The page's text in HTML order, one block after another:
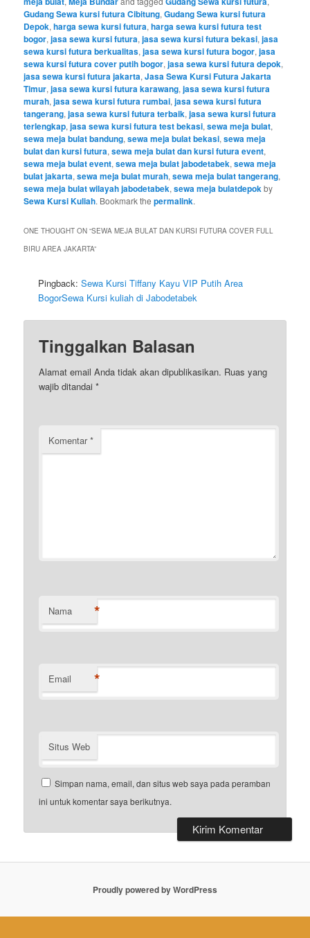
Gudang Sewa kursi futura Cibitung,Gudang Sewa kursi futura
Depok,harga sewa kursi futura,harga sewa kursi futura test
bogor,jasa sewa kursi futura,jasa sewa kursi futura bekasi,jasa
sewa kursi futura berkualitas,jasa sewa kursi futura bogor,jasa
sewa kursi futura cover putih bogor,jasa sewa kursi futura depok,
jasa sewa kursi futura jakarta,Jasa Sewa Kursi Futura Jakarta
Timur,jasa sewa kursi futura karawang,jasa sewa kursi futura
murah,jasa sewa kursi futura rumbai,jasa sewa kursi futura
tangerang,jasa sewa kursi futura terbaik,jasa sewa kursi futura
terlengkap,jasa sewa kursi futura test bekasi,sewa meja bulat,
sewa meja bulat bandung,sewa meja bulat bekasi,sewa meja
bulat dan kursi futura,sewa meja bulat dan kursi futura event,
sewa meja bulat event,sewa meja bulat jabodetabek,sewa meja
bulat jakarta,sewa meja bulat murah,sewa meja bulat tangerang,
sewa meja bulat wilayah jabodetabek,sewa meja bulatdepokby
Sewa Kursi Kuliah. Bookmark thepermalink.
ONE THOUGHT ON “SEWA MEJA BULAT DAN KURSI FUTURA COVER FULL
BIRU AREA JAKARTA”
Pingback:Sewa Kursi Tiffany Kayu VIP Putih Area
BogorSewa Kursi kuliah di Jabodetabek
Tinggalkan Balasan
Alamat email Anda tidak akan dipublikasikan. Ruas yang
wajib ditandai*
Komentar*
Nama *
Email *
Situs Web
Simpan nama, email, dan situs web saya pada peramban
ini untuk komentar saya berikutnya.
Proudly powered by WordPress